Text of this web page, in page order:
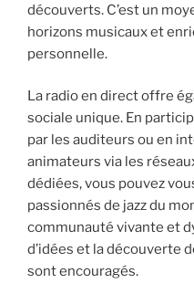
découverts. C’est un
horizons musicaux et
personnelle.
La radio en direct offre
sociale unique. En
par les auditeurs ou en
animateurs via les
dédiées, vous pouvez
passionnés de jazz du
communauté vivante et
d’idées et la découverte
sont encouragés.